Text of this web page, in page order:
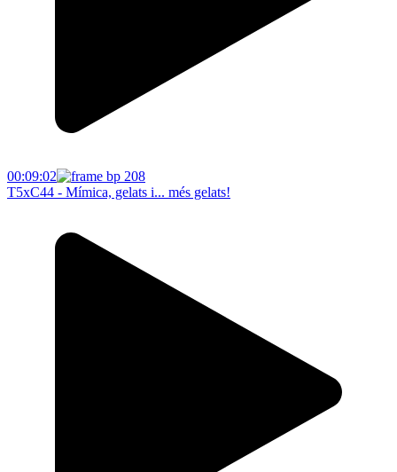
00:09:02
T5xC44 - Mímica, gelats i... més gelats!